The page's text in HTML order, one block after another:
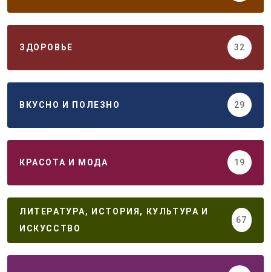
ЗДОРОВЬЕ 32
ВКУСНО И ПОЛЕЗНО 29
КРАСОТА И МОДА 19
ЛИТЕРАТУРА, ИСТОРИЯ, КУЛЬТУРА И
ИСКУССТВО
67